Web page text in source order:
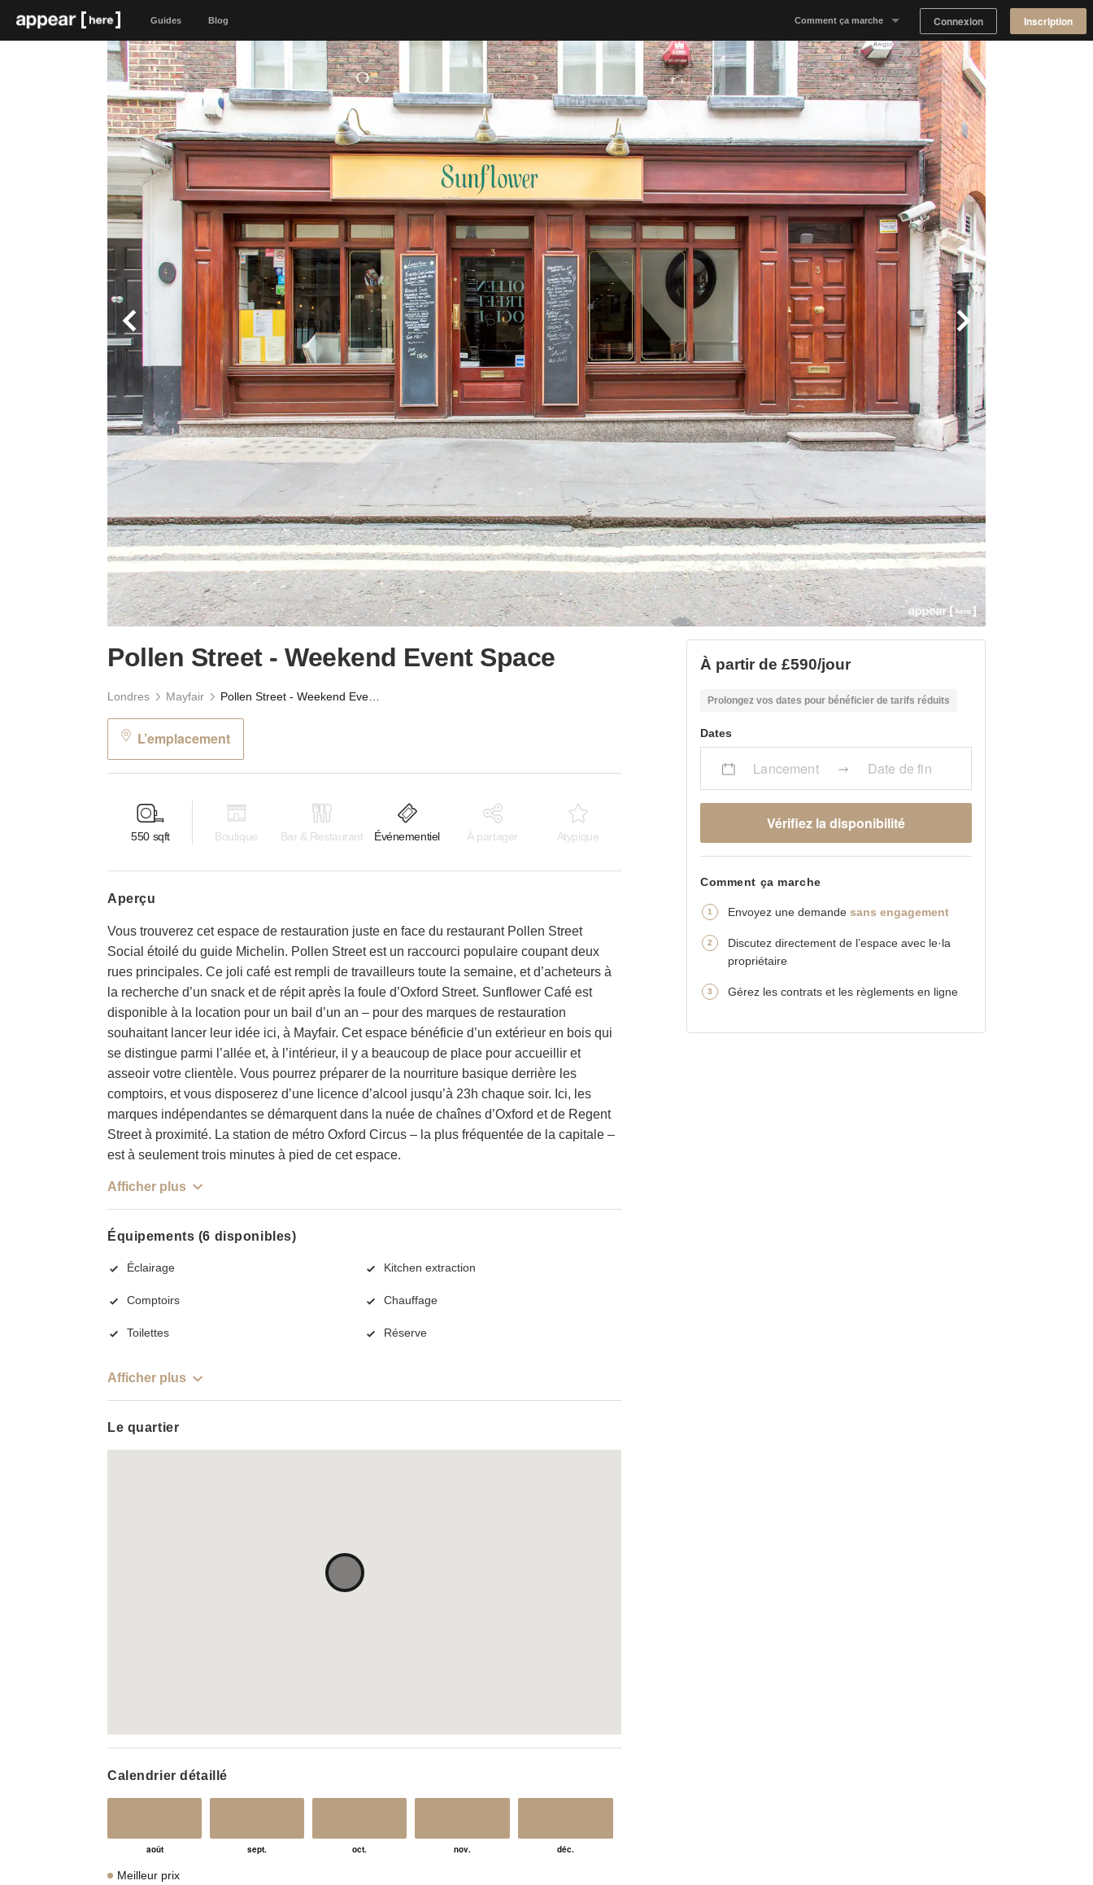
Guides Blog Comment ça marche
Notre concept
Proposer un espace
Trouver un espace
Tableau de Bord Propriétaire
Connexion Inscription
Pollen Street - Weekend Event Space
Londres Mayfair
L’emplacement
550 sqft Boutique Bar & Restaurant Événementiel À partager Atypique
aperçu
Vous trouverez cet espace de restauration juste en face du restaurant Pollen Street
Social étoilé du guide Michelin. Pollen Street est un raccourci populaire coupant deux
rues principales. Ce joli café est rempli de travailleurs toute la semaine, et d’acheteurs à
la recherche d’un snack et de répit après la foule d’Oxford Street. Sunflower Café est
disponible à la location pour un bail d’un an – pour des marques de restauration
souhaitant lancer leur idée ici, à Mayfair. Cet espace bénéficie d’un extérieur en bois qui
se distingue parmi l’allée et, à l’intérieur, il y a beaucoup de place pour accueillir et
asseoir votre clientèle. Vous pourrez préparer de la nourriture basique derrière les
comptoirs, et vous disposerez d’une licence d’alcool jusqu’à 23h chaque soir. Ici, les
marques indépendantes se démarquent dans la nuée de chaînes d’Oxford et de Regent
Street à proximité. La station de métro Oxford Circus – la plus fréquentée de la capitale –
est à seulement trois minutes à pied de cet espace.
Afficher plus
Équipements (6 disponibles)
Éclairage Kitchen extraction
Comptoirs Chauffage
Toilettes Réserve
Afficher plus
Le quartier
Calendrier détaillé
Meilleur prix
À partir de £590/jour
Prolongez vos dates pour bénéficier de tarifs réduits
Dates
Lancement Date de fin
Vérifiez la disponibilité
Comment ça marche
Envoyez une demandesans engagement
Discutez directement de l’espace avec le·la
propriétaire
Gérez les contrats et les règlements en ligne